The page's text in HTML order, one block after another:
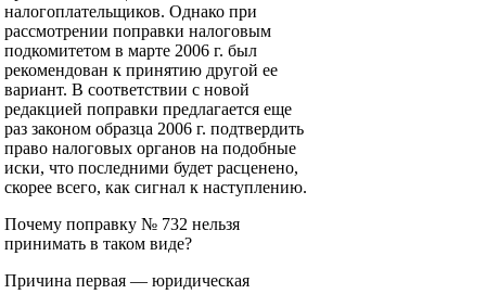
налогоплательщиков. Однако при
рассмотрении поправки налоговым
подкомитетом в марте 2006 г. был
рекомендован к принятию другой ее
вариант. В соответствии с новой
редакцией поправки предлагается еще
раз законом образца 2006 г. подтвердить
право налоговых органов на подобные
иски, что последними будет расценено,
скорее всего, как сигнал к наступлению.
Почему поправку № 732 нельзя
принимать в таком виде?
Причина первая — юридическая